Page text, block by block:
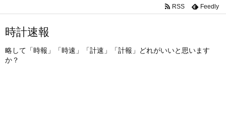
時計速報
略して「時報」「時速」「計速」「計報」どれがいいと思います
か？
RSS Feedly